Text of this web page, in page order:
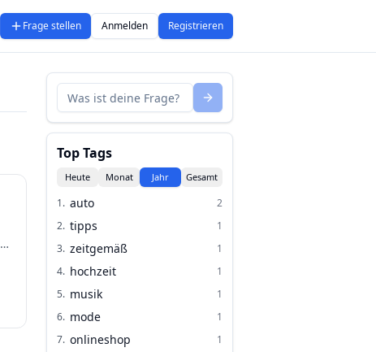
Frage stellen Anmelden Registrieren
Top Tags
Heute Monat Jahr Gesamt
1. auto
2
2. tipps
1
3. zeitgemäß
1
4. hochzeit
1
5. musik
1
6. mode
1
7. onlineshop
1